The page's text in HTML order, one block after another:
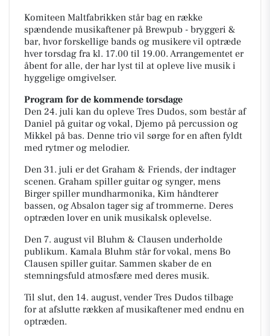
Komiteen Maltfabrikken står bag en række
spændende musikaftener på Brewpub - bryggeri &
bar, hvor forskellige bands og musikere vil optræde
hver torsdag fra kl. 17.00 til 19.00. Arrangementet er
åbent for alle, der har lyst til at opleve live musik i
hyggelige omgivelser.
Program for de kommende torsdage
Den 24. juli kan du opleve Tres Dudos, som består af
Daniel på guitar og vokal, Djemo på percussion og
Mikkel på bas. Denne trio vil sørge for en aften fyldt
med rytmer og melodier.
Den 31. juli er det Graham & Friends, der indtager
scenen. Graham spiller guitar og synger, mens
Birger spiller mundharmonika, Kim håndterer
bassen, og Absalon tager sig af trommerne. Deres
optræden lover en unik musikalsk oplevelse.
Den 7. august vil Bluhm & Clausen underholde
publikum. Kamala Bluhm står for vokal, mens Bo
Clausen spiller guitar. Sammen skaber de en
stemningsfuld atmosfære med deres musik.
Til slut, den 14. august, vender Tres Dudos tilbage
for at afslutte rækken af musikaftener med endnu en
optræden.